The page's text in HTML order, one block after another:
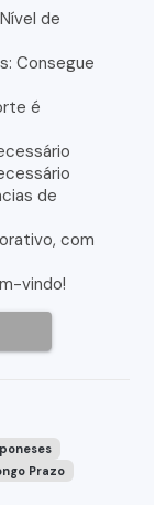
de
Consegue
é
de
com
vindo!
Prazo